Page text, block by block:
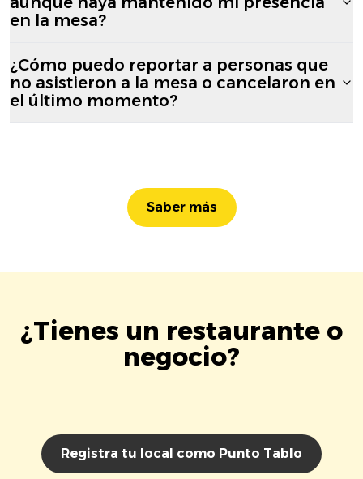
en la mesa?
¿Cómo puedo reportar a personas que
no asistieron a la mesa o cancelaron en
el último momento?
Saber más
¿Tienes un restaurante o
negocio?
Registra tu local como Punto Tablo